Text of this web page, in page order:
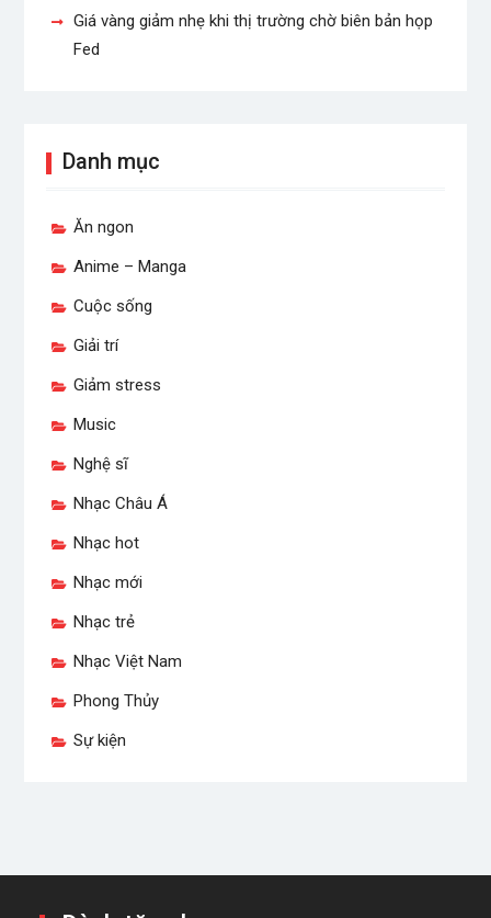
Giá vàng giảm nhẹ khi thị trường chờ biên bản họp
Fed
Danh mục
Ăn ngon
Anime – Manga
Cuộc sống
Giải trí
Giảm stress
Music
Nghệ sĩ
Nhạc Châu Á
Nhạc hot
Nhạc mới
Nhạc trẻ
Nhạc Việt Nam
Phong Thủy
Sự kiện